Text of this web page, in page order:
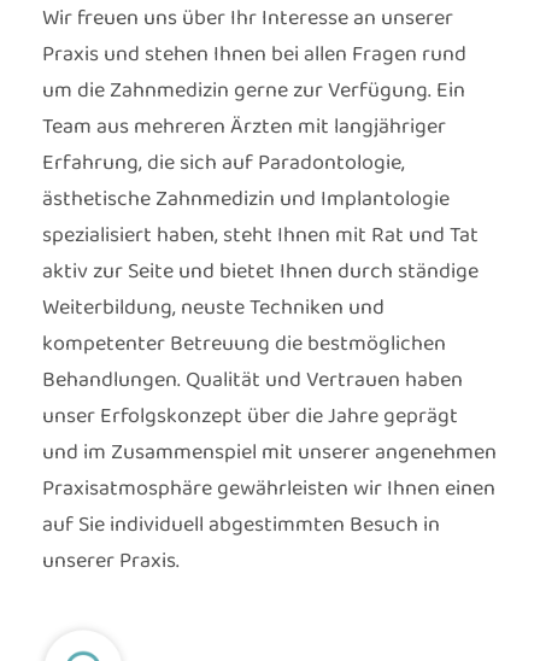
Wir freuen uns über Ihr Interesse an unserer
Praxis und stehen Ihnen bei allen Fragen rund
um die Zahnmedizin gerne zur Verfügung. Ein
Team aus mehreren Ärzten mit langjähriger
Erfahrung, die sich auf Paradontologie,
ästhetische Zahnmedizin und Implantologie
spezialisiert haben, steht Ihnen mit Rat und Tat
aktiv zur Seite und bietet Ihnen durch ständige
Weiterbildung, neuste Techniken und
kompetenter Betreuung die bestmöglichen
Behandlungen. Qualität und Vertrauen haben
unser Erfolgskonzept über die Jahre geprägt
und im Zusammenspiel mit unserer angenehmen
Praxisatmosphäre gewährleisten wir Ihnen einen
auf Sie individuell abgestimmten Besuch in
unserer Praxis.